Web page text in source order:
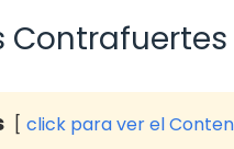
click para ver el